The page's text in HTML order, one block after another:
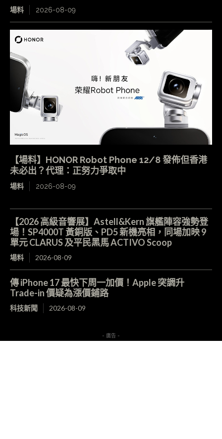
場料 2026-08-09
【場料】HONOR Robot Phone 12/8 發佈但香港
未必出？代理：正努力爭取中
場料 2026-08-09
【2026 高級音響展】Astell&Kern 旗艦陣容強勢登
場！SP4000T 黃銅版、PD5 新機亮相，同場加映 9
單元 CLARUS 及平民黑馬 ACTIVO Scoop
場料 2026-08-09
傳 iPhone 17 最快下周一加價！Apple 突調升
Trade-in 價疑為漲價鋪路
科技新聞 2026-08-09
- 廣告 -